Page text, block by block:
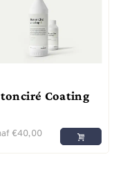
Coating
€40,00